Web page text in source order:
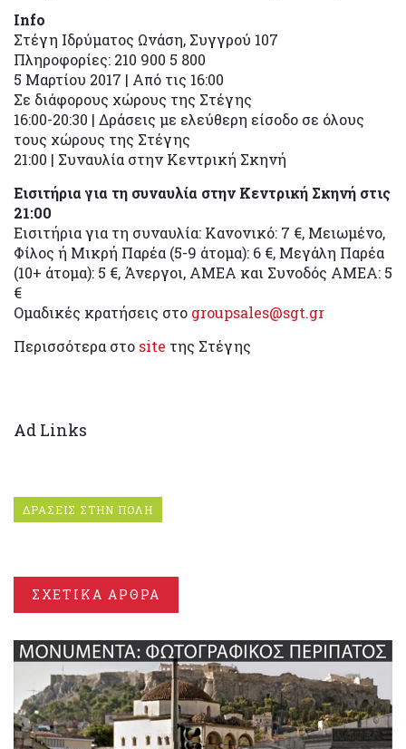
Ιnfo
Στέγη Ιδρύματος Ωνάση, Συγγρού 107
Πληροφορίες: 210 900 5 800
5 Μαρτίου 2017 | Από τις 16:00
Σε διάφορους χώρους της Στέγης
16:00-20:30 | Δράσεις με ελεύθερη είσοδο σε όλους
τους χώρους της Στέγης
21:00 | Συναυλία στην Κεντρική Σκηνή
Εισιτήρια για τη συναυλία στην Κεντρική Σκηνή στις
21:00
Εισιτήρια για τη συναυλία: Κανονικό: 7 €, Μειωμένο,
Φίλος ή Μικρή Παρέα (5-9 άτομα): 6 €, Μεγάλη Παρέα
(10+ άτομα): 5 €, Άνεργοι, ΑΜΕΑ και Συνοδός ΑΜΕΑ: 5
€
Ομαδικές κρατήσεις στο groupsales@sgt.gr
Περισσότερα στο site της Στέγης
Ad Links
ΔΡΑΣΕΙΣ ΣΤΗΝ ΠΟΛΗ
ΣΧΕΤΙΚΑ ΑΡΘΡΑ